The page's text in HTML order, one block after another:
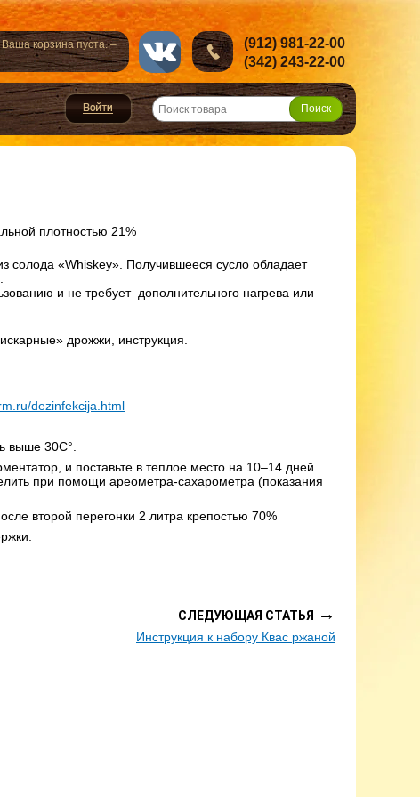
Ваша корзина пуста. –
(912) 981-22-00
(342) 243-22-00
плотностью 21%
солода «Whiskey». Получившееся сусло обладает
и не требует дополнительного нагрева или
дрожжи, инструкция.
dezinfekcija.html
выше 30С°.
и поставьте в теплое место на 10–14 дней
при помощи ареометра-сахарометра (показания
второй перегонки 2 литра крепостью 70%
СЛЕДУЮЩАЯ СТАТЬЯ →
Инструкция к набору Квас ржаной